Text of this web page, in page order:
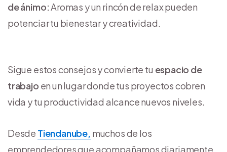
de ánimo:Aromas y un rincón de relax pueden
potenciar tu bienestar y creatividad.
Sigue estos consejos y convierte tu espacio de
trabajo en un lugar donde tus proyectos cobren
vida y tu productividad alcance nuevos niveles.
Desde Tiendanube, muchos de los
emprendedores que acompañamos diariamente